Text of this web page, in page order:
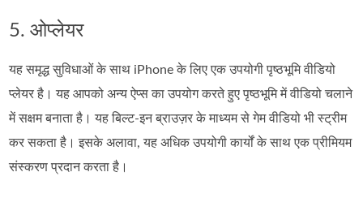
5. ओप्लेयर
यह समृद्ध सुविधाओं के साथ iPhone के लिए एक उपयोगी पृष्ठभूमि वीडियो
प्लेयर है। यह आपको अन्य ऐप्स का उपयोग करते हुए पृष्ठभूमि में वीडियो चलाने
में सक्षम बनाता है। यह बिल्ट-इन ब्राउज़र के माध्यम से गेम वीडियो भी स्ट्रीम
कर सकता है। इसके अलावा, यह अधिक उपयोगी कार्यों के साथ एक प्रीमियम
संस्करण प्रदान करता है।